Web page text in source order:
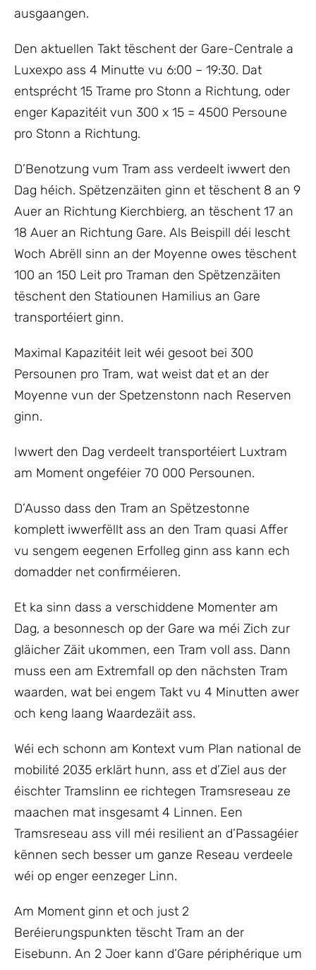
ausgaangen.
Den aktuellen Takt tëschent der Gare-Centrale a
Luxexpo ass 4 Minutte vu 6:00 – 19:30. Dat
entsprécht 15 Trame pro Stonn a Richtung, oder
enger Kapazitéit vun 300 x 15 = 4500 Persoune
pro Stonn a Richtung.
D’Benotzung vum Tram ass verdeelt iwwert den
Dag héich. Spëtzenzäiten ginn et tëschent 8 an 9
Auer an Richtung Kierchbierg, an tëschent 17 an
18 Auer an Richtung Gare. Als Beispill déi lescht
Woch Abrëll sinn an der Moyenne owes tëschent
100 an 150 Leit pro Traman den Spëtzenzäiten
tëschent den Statiounen Hamilius an Gare
transportéiert ginn.
Maximal Kapazitéit leit wéi gesoot bei 300
Persounen pro Tram, wat weist dat et an der
Moyenne vun der Spetzenstonn nach Reserven
ginn.
Iwwert den Dag verdeelt transportéiert Luxtram
am Moment ongeféier 70 000 Persounen.
D’Ausso dass den Tram an Spëtzestonne
komplett iwwerfëllt ass an den Tram quasi Affer
vu sengem eegenen Erfolleg ginn ass kann ech
domadder net confirméieren.
Et ka sinn dass a verschiddene Momenter am
Dag, a besonnesch op der Gare wa méi Zich zur
gläicher Zäit ukommen, een Tram voll ass. Dann
muss een am Extremfall op den nächsten Tram
waarden, wat bei engem Takt vu 4 Minutten awer
och keng laang Waardezäit ass.
Wéi ech schonn am Kontext vum Plan national de
mobilité 2035 erklärt hunn, ass et d’Ziel aus der
éischter Tramslinn ee richtegen Tramsreseau ze
maachen mat insgesamt 4 Linnen. Een
Tramsreseau ass vill méi resilient an d’Passagéier
kënnen sech besser um ganze Reseau verdeele
wéi op enger eenzeger Linn.
Am Moment ginn et och just 2
Beréierungspunkten tëscht Tram an der
Eisebunn. An 2 Joer kann d’Gare périphérique um